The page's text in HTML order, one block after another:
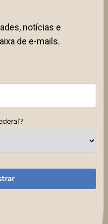
notícias e
de e-mails.